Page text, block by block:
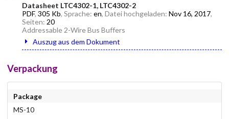
Datasheet LTC4302-1, LTC4302-2
PDF, 305 Kb, Sprache: en, Datei hochgeladen: Nov 16, 2017,
Seiten: 20
Addressable 2-Wire Bus Buffers
Auszug aus dem Dokument
Verpackung
Package
MS-10